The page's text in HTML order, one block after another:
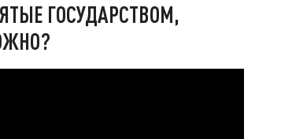
ГОСУДАРСТВОМ,